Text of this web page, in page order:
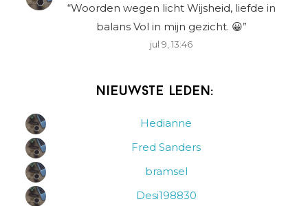
“Woorden wegen licht Wijsheid, liefde in
balans Vol in mijn gezicht. 😀”
jul 9, 13:46
Nieuwste leden:
Hedianne
Fred Sanders
bramsel
Desi198830